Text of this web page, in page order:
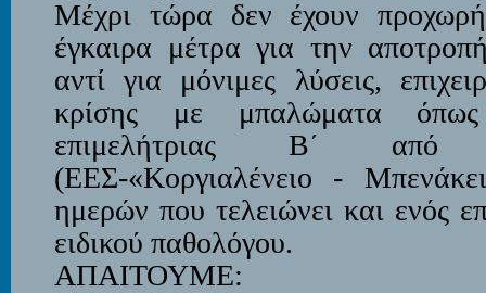
Μέχρι τώρα δεν έχουν
έγκαιρα μέτρα για την
αντί για μόνιμες λύσεις,
κρίσης με μπαλώματα
επιμελήτριας Β΄ από
(ΕΕΣ-«Κοργιαλένειο -
ημερών που τελειώνει και ενός
ειδικού παθολόγου.
ΑΠΑΙΤΟΥΜΕ: